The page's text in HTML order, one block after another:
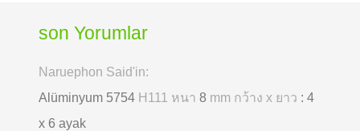
son Yorumlar
Naruephon Said'in:
Alüminyum 5754 H111 หนา 8 mm กว้าง x ยาว : 4
x 6 ayak